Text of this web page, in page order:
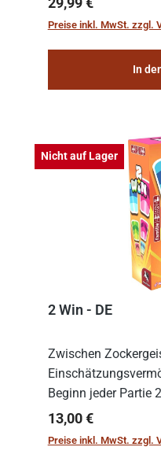
the meticulous job
29,99 €
Preise inkl. MwSt. zzgl.
In
Nicht auf Lager
2 Win - DE
Zwischen
Beginn jeder Partie
Spielenden aus, die
gilt. Doch das geht
Regulärer Preis:
13,00 €
Preise inkl. MwSt. zzgl.